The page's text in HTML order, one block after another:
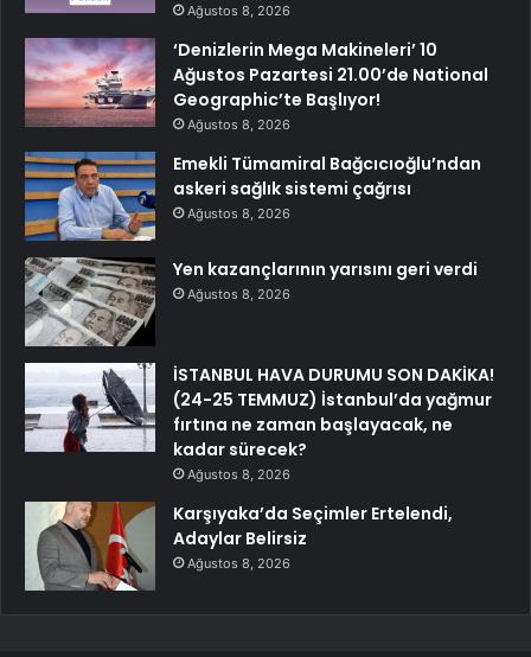
Ağustos 8, 2026
‘Denizlerin Mega Makineleri’ 10
Ağustos Pazartesi 21.00’de National
Geographic’te Başlıyor!
Ağustos 8, 2026
Emekli Tümamiral Bağcıcıoğlu’ndan
askeri sağlık sistemi çağrısı
Ağustos 8, 2026
Yen kazançlarının yarısını geri verdi
Ağustos 8, 2026
İSTANBUL HAVA DURUMU SON DAKİKA!
(24-25 TEMMUZ) İstanbul’da yağmur
fırtına ne zaman başlayacak, ne
kadar sürecek?
Ağustos 8, 2026
Karşıyaka’da Seçimler Ertelendi,
Adaylar Belirsiz
Ağustos 8, 2026